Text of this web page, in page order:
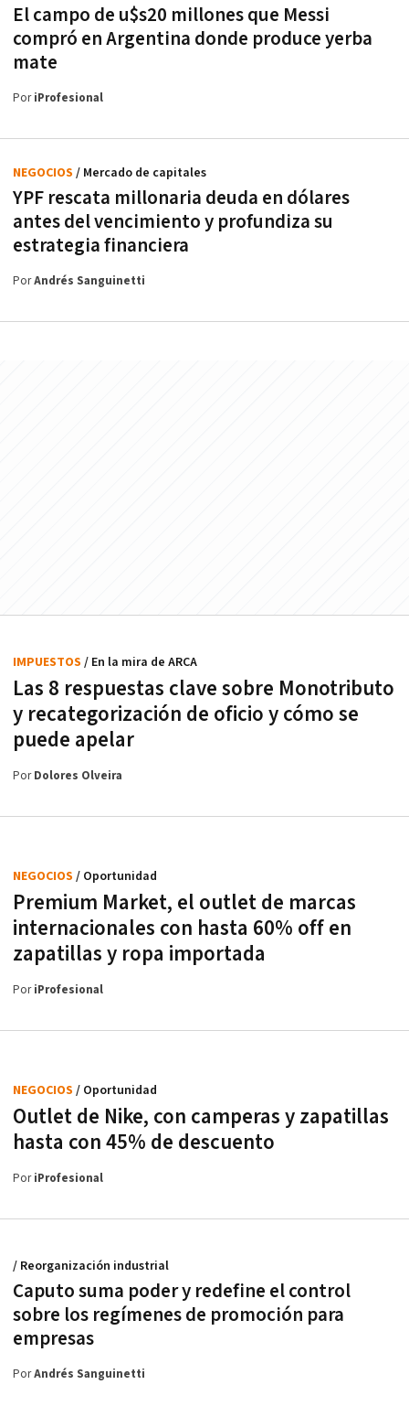
El campo de u$s20 millones que Messi
compró en Argentina donde produce yerba
mate
PoriProfesional
YPF rescata millonaria deuda en dólares
antes del vencimiento y profundiza su
estrategia financiera
NEGOCIOS / Mercado de capitales
PorAndrés Sanguinetti
Las 8 respuestas clave sobre Monotributo
y recategorización de oficio y cómo se
puede apelar
IMPUESTOS / En la mira de ARCA
PorDolores Olveira
Premium Market, el outlet de marcas
internacionales con hasta 60% off en
zapatillas y ropa importada
NEGOCIOS / Oportunidad
PoriProfesional
Outlet de Nike, con camperas y zapatillas
hasta con 45% de descuento
NEGOCIOS / Oportunidad
PoriProfesional
Caputo suma poder y redefine el control
sobre los regímenes de promoción para
empresas
/ Reorganización industrial
PorAndrés Sanguinetti